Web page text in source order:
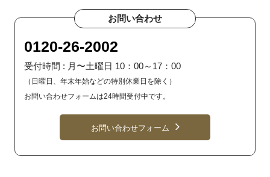
お問い合わせ
0120-26-2002
受付時間 : 月〜土曜日 10：00～17：00
（日曜日、年末年始などの特別休業日を除く）
お問い合わせフォームは24時間受付中です。
お問い合わせフォーム